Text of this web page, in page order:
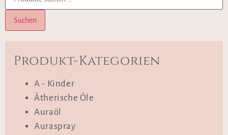
Suchen
Produkt-Kategorien
A - Kinder
Ätherische Öle
Auraöl
Auraspray